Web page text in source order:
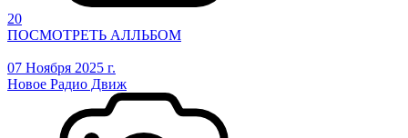
20
ПОСМОТРЕТЬ АЛЛЬБОМ
07 Ноября 2025 г.
Новое Радио Движ